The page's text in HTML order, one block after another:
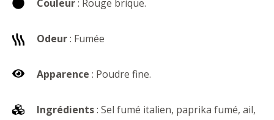
Couleur: Rouge brique.
Odeur: Fumée
Apparence : Poudre fine.
Ingrédients: Sel fumé italien, paprika fumé, ail,